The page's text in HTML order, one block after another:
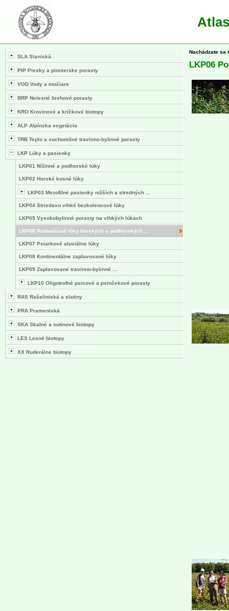
SLA Slaniská
PIP Piesky a pionierske porasty
VOD Vody a močiare
BRP Nelesné brehové porasty
KRO Krovinové a kríčkové biotopy
ALP Alpínska vegetácia
TRB Teplo a suchomilné travinno-bylinné porasty
LKP Lúky a pasienky
LKP01 Nížinné a podhorské lúky
LKP02 Horské kosné lúky
LKP03 Mezofilné pasienky nižších a stredných ...
LKP04 Striedavo vlhké bezkolencové lúky
LKP05 Vysokobylinné porasty na vlhkých lúkach
LKP06 Podmáčané lúky horských a podhorských ...
LKP07 Psiarkové aluviálne lúky
LKP08 Kontinentálne zaplavované lúky
LKP09 Zaplavované travinno-bylinné ...
LKP10 Oligotrofné psicové a psinčekové porasty
RAS Rašeliniská a slatiny
PRA Prameniská
SKA Skalné a sutinové biotopy
LES Lesné biotopy
XX Ruderálne biotopy
Nachádzate sa
LKP06